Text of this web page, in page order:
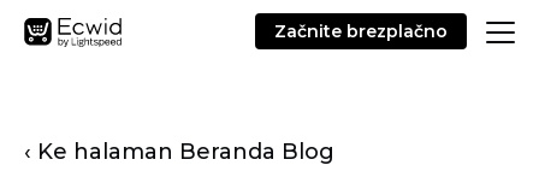
Začnite brezplačno
‹ Ke halaman Beranda Blog